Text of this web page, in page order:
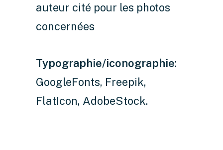
auteur cité pour les photos
concernées
Typographie/iconographie:
GoogleFonts, Freepik,
FlatIcon, AdobeStock.